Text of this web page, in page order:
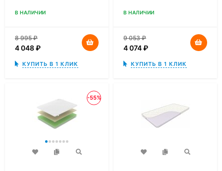
В НАЛИЧИИ
8 995₽
4 048₽
КУПИТЬ В 1 КЛИК
В НАЛИЧИИ
9 053₽
4 074₽
КУПИТЬ В 1 КЛИК
-55%